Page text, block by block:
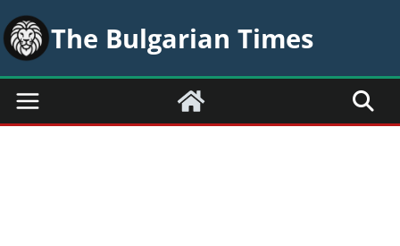
Skip
to
content
The Bulgarian Times